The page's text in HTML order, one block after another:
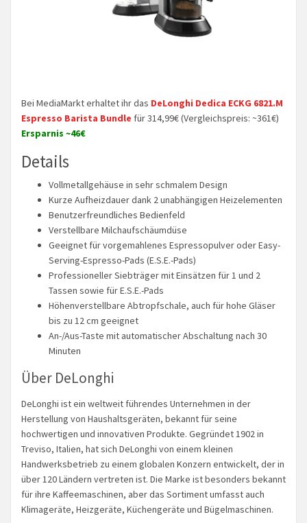
Bei MediaMarkt erhaltet ihr das DeLonghi Dedica ECKG 6821.M
Espresso Barista Bundle für 314,99€ (Vergleichspreis: ~361€)
Ersparnis ~46€
Details
Vollmetallgehäuse in sehr schmalem Design
Kurze Aufheizdauer dank 2 unabhängigen Heizelementen
Benutzerfreundliches Bedienfeld
Verstellbare Milchaufschäumdüse
Geeignet für vorgemahlenes Espressopulver oder Easy-
Serving-Espresso-Pads (E.S.E.-Pads)
Professioneller Siebträger mit Einsätzen für 1 und 2
Tassen sowie für E.S.E.-Pads
Höhenverstellbare Abtropfschale, auch für hohe Gläser
bis zu 12 cm geeignet
An-/Aus-Taste mit automatischer Abschaltung nach 30
Minuten
Über DeLonghi
DeLonghi ist ein weltweit führendes Unternehmen in der
Herstellung von Haushaltsgeräten, bekannt für seine
hochwertigen und innovativen Produkte. Gegründet 1902 in
Treviso, Italien, hat sich DeLonghi von einem kleinen
Handwerksbetrieb zu einem globalen Konzern entwickelt, der in
über 120 Ländern vertreten ist. Die Marke ist besonders bekannt
für ihre Kaffeemaschinen, aber das Sortiment umfasst auch
Klimageräte, Heizgeräte, Küchengeräte und Bügelmaschinen.